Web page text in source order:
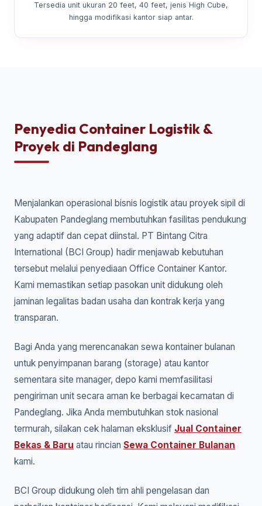
Tersedia unit ukuran 20 feet, 40 feet, jenis High Cube,
hingga modifikasi kantor siap antar.
Penyedia Container Logistik &
Proyek di Pandeglang
Menjalankan operasional bisnis logistik atau proyek sipil di
Kabupaten Pandeglang membutuhkan fasilitas pendukung
yang adaptif dan cepat diinstal. PT Bintang Citra
International (BCI Group) hadir menjawab kebutuhan
tersebut melalui penyediaan Office Container Kantor.
Kami memastikan setiap pasokan unit didukung oleh
jaminan legalitas badan usaha dan kontrak kerja yang
transparan.
Bagi Anda yang merencanakan sewa kontainer bulanan
untuk penyimpanan barang (storage) atau kantor
sementara site manager, depo kami memfasilitasi
pengiriman unit secara aman ke berbagai kecamatan di
Pandeglang. Jika Anda membutuhkan stok nasional
termurah, silakan cek halaman eksklusif Jual Container
Bekas & Baru atau rincian Sewa Container Bulanan
kami.
BCI Group didukung oleh tim ahli pengelasan dan